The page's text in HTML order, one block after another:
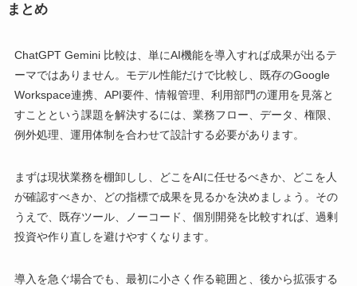
まとめ
ChatGPT Gemini 比較は、単にAI機能を導入すれば成果が出るテ
ーマではありません。モデル性能だけで比較し、既存のGoogle
Workspace連携、API要件、情報管理、利用部門の運用を見落と
すことという課題を解決するには、業務フロー、データ、権限、
例外処理、運用体制を合わせて設計する必要があります。
まずは現状業務を棚卸しし、どこをAIに任せるべきか、どこを人
が確認すべきか、どの指標で成果を見るかを決めましょう。その
うえで、既存ツール、ノーコード、個別開発を比較すれば、過剰
投資や作り直しを避けやすくなります。
導入を急ぐ場合でも、最初に小さく作る範囲と、後から拡張する